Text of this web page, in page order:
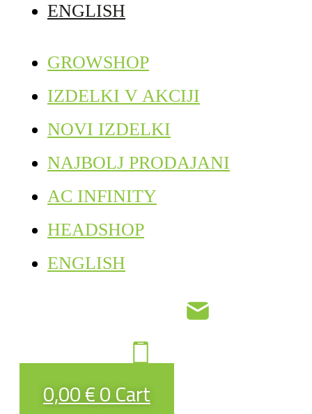
ENGLISH
GROWSHOP
IZDELKI V AKCIJI
NOVI IZDELKI
NAJBOLJ PRODAJANI
AC INFINITY
HEADSHOP
ENGLISH
0,00€0Cart